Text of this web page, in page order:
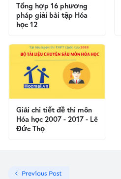
Tổng hợp 16 phương
pháp giải bài tập Hóa
học 12
Giải chi tiết đề thi môn
Hóa học 2007 - 2017 - Lê
Đức Thọ
Previous Post